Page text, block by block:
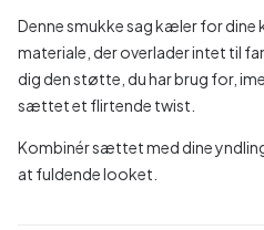
Denne smukke sag kæler for
materiale, der overlader intet til
dig den støtte, du har brug for,
sættet et flirtende twist.
Kombinér sættet med dine
at fuldende looket.